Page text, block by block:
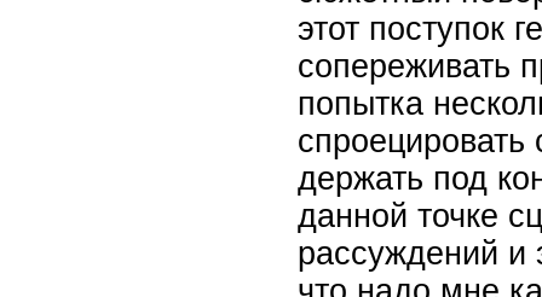
этот поступок
сопереживать
попытка
спроецировать
держать под
данной точке
рассуждений и